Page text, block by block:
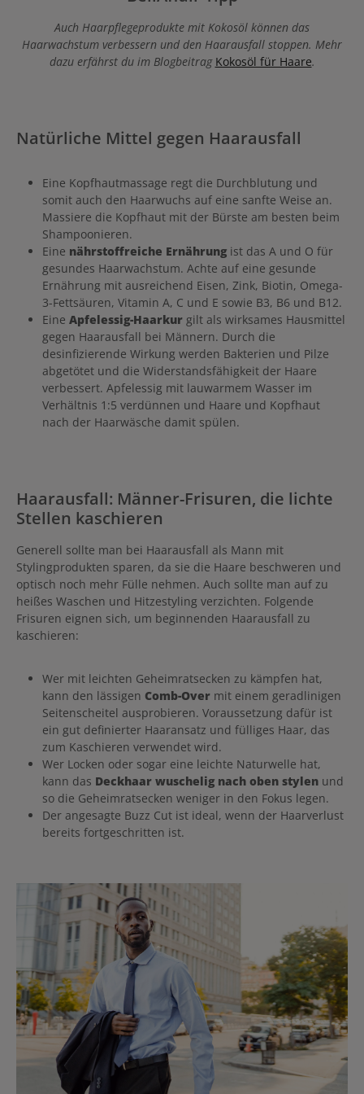
Männern auf das nasse Haar auftragen, emulgieren und sanft
einmassieren. Gründlich ausspülen.
Auch Haarpflegeprodukte mit Kokosöl können das
Haarwachstum verbessern und den Haarausfall stoppen. Mehr
dazu erfährst du im Blogbeitrag Kokosöl für Haare.
Natürliche Mittel gegen Haarausfall
Eine Kopfhautmassage regt die Durchblutung und
somit auch den Haarwuchs auf eine sanfte Weise an.
Massiere die Kopfhaut mit der Bürste am besten beim
Shampoonieren.
Eine nährstoffreiche Ernährung ist das A und O für
gesundes Haarwachstum. Achte auf eine gesunde
Ernährung mit ausreichend Eisen, Zink, Biotin, Omega-
3-Fettsäuren, Vitamin A, C und E sowie B3, B6 und B12.
Eine Apfelessig-Haarkur gilt als wirksames Hausmittel
gegen Haarausfall bei Männern. Durch die
desinfizierende Wirkung werden Bakterien und Pilze
abgetötet und die Widerstandsfähigkeit der Haare
verbessert. Apfelessig mit lauwarmem Wasser im
Verhältnis 1:5 verdünnen und Haare und Kopfhaut
nach der Haarwäsche damit spülen.
Haarausfall: Männer-Frisuren, die lichte
Stellen kaschieren
Generell sollte man bei Haarausfall als Mann mit
Stylingprodukten sparen, da sie die Haare beschweren und
optisch noch mehr Fülle nehmen. Auch sollte man auf zu
heißes Waschen und Hitzestyling verzichten. Folgende
Frisuren eignen sich, um beginnenden Haarausfall zu
kaschieren:
Wer mit leichten Geheimratsecken zu kämpfen hat,
kann den lässigen Comb-Over mit einem geradlinigen
Seitenscheitel ausprobieren. Voraussetzung dafür ist
ein gut definierter Haaransatz und fülliges Haar, das
zum Kaschieren verwendet wird.
Wer Locken oder sogar eine leichte Naturwelle hat,
kann das Deckhaar wuschelig nach oben stylen und
so die Geheimratsecken weniger in den Fokus legen.
Der angesagte Buzz Cut ist ideal, wenn der Haarverlust
bereits fortgeschritten ist.